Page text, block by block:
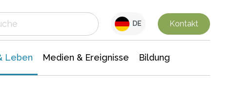
DE Kontakt
Leben Medien & Ereignisse Bildung